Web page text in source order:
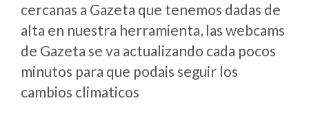
cercanas a Gazeta que tenemos dadas de
alta en nuestra herramienta, las webcams
de Gazeta se va actualizando cada pocos
minutos para que podais seguir los
cambios climaticos